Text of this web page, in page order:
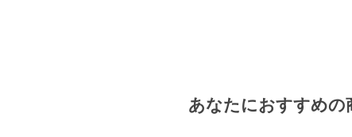
あなたにおすすめの